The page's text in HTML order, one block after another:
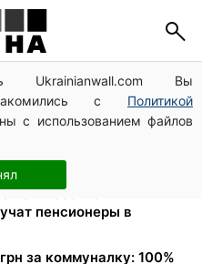
Ukrainianwall.com Вы
с Политикой
с использованием файлов
91,24 грн/куб, газ
цены в
подорожают до 2% с
льготные тарифы
лет и бесплатный
пенсионеры в
за коммуналку: 100%